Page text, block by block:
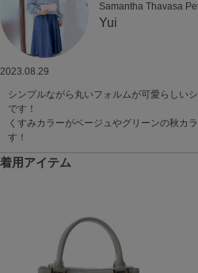
Samantha Thavasa
Yui
2023.08.29
シンプルながら丸いフォルムが可愛らしい
です！
くすみカラーがベージュやグリーンの秋カ
す！
着用アイテム